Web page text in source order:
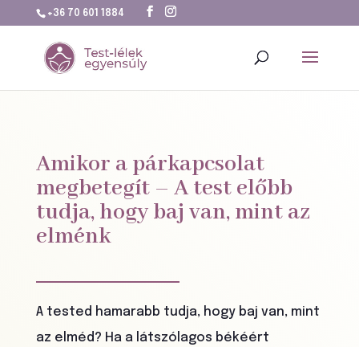
+36 70 601 1884
Amikor a párkapcsolat
megbetegít – A test előbb
tudja, hogy baj van, mint az
elménk
A tested hamarabb tudja, hogy baj van, mint
az elméd? Ha a látszólagos békéért